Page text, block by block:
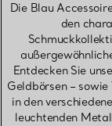
Die Blau
den
Entdecken Sie
Geldbörsen –
in den
leuchtenden